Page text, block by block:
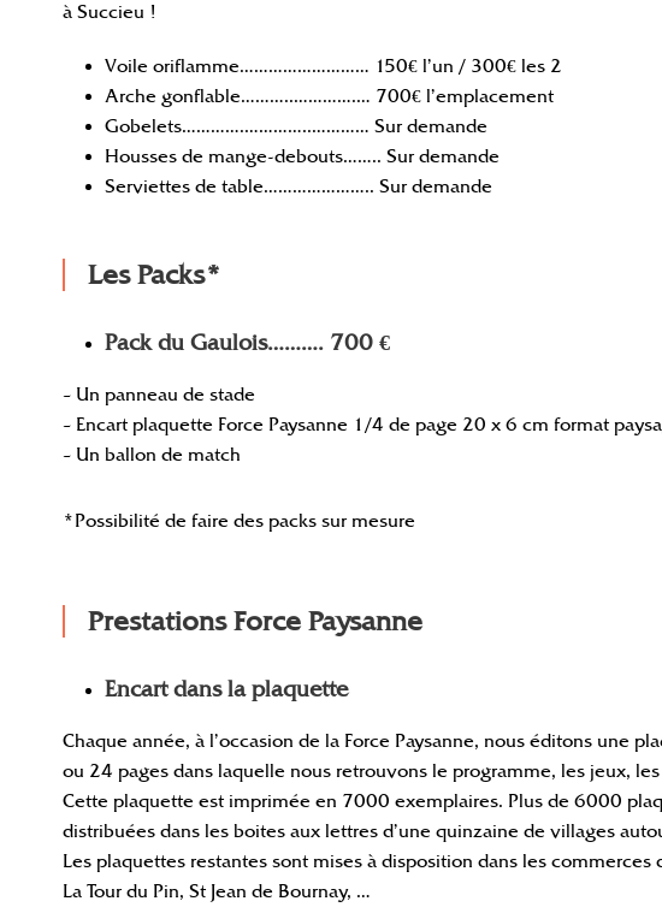
à Succieu !
Voile oriflamme……………………… 150€ l’un / 300€ les 2
Arche gonflable………..………….… 700€ l’emplacement
Gobelets………….…………..………… Sur demande
Housses de mange-debouts…….. Sur demande
Serviettes de table………………….. Sur demande
Les Packs*
Pack du Gaulois………. 700 €
– Un panneau de stade
– Encart plaquette Force Paysanne 1/4 de page 20 x 6 cm format
– Un ballon de match
*Possibilité de faire des packs sur mesure
Prestations Force Paysanne
Encart dans la plaquette
Chaque année, à l’occasion de la Force Paysanne, nous éditons une
ou 24 pages dans laquelle nous retrouvons le programme, les jeux,
Cette plaquette est imprimée en 7000 exemplaires. Plus de 6000
distribuées dans les boites aux lettres d’une quinzaine de villages
Les plaquettes restantes sont mises à disposition dans les commerces
La Tour du Pin, St Jean de Bournay, …